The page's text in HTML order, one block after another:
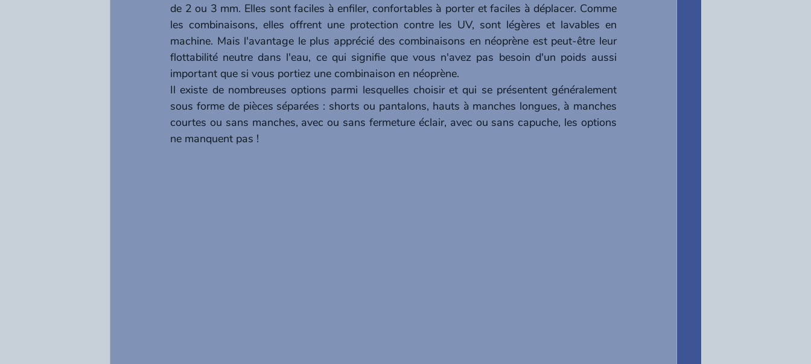
de 2 ou 3 mm. Elles sont faciles à enfiler, confortables à porter et faciles à déplacer. Comme
les combinaisons, elles offrent une protection contre les UV, sont légères et lavables en
machine. Mais l'avantage le plus apprécié des combinaisons en néoprène est peut-être leur
flottabilité neutre dans l'eau, ce qui signifie que vous n'avez pas besoin d'un poids aussi
important que si vous portiez une combinaison en néoprène.
Il existe de nombreuses options parmi lesquelles choisir et qui se présentent généralement
sous forme de pièces séparées : shorts ou pantalons, hauts à manches longues, à manches
courtes ou sans manches, avec ou sans fermeture éclair, avec ou sans capuche, les options
ne manquent pas !